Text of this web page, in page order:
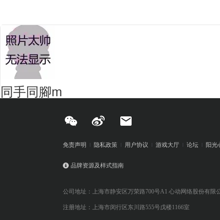
同手同腳m
免责声明 隐私政策 用户协议 游戏大厅 论坛 阳光
品牌资源及样式指南
公司地址：上海市静安区万荣路700号A1 心动网络股份有限
注册地址：上海市闵行区东川路555号戊楼1166室